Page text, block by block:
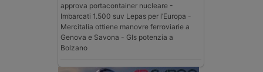
approva portacontainer nucleare -
Imbarcati 1.500 suv Lepas per l’Europa -
Mercitalia ottiene manovre ferroviarie a
Genova e Savona - Gls potenzia a
Bolzano